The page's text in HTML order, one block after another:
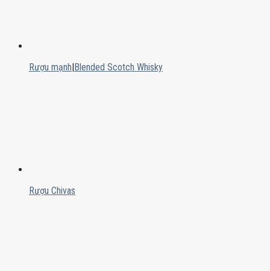
Rượu mạnh|Blended Scotch Whisky
Rượu Chivas